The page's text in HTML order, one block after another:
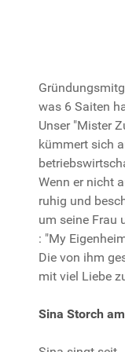
was 6 Saiten
Unser "Mister
kümmert sich
Wenn er nicht
ruhig und
um seine Frau
: "My
Die von ihm
mit viel Liebe
Sina Storch